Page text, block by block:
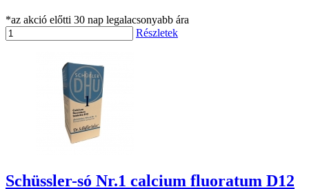
*az akció előtti 30 nap legalacsonyabb ára
Részletek
Schüssler-só Nr.1 calcium fluoratum D12